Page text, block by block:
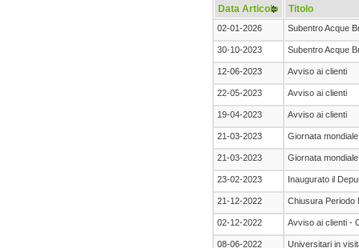
Data Articolo Titolo
02-01-2026 Subentro Acque
30-10-2023 Subentro Acque
12-06-2023 Avviso ai clienti
22-05-2023 Avviso ai clienti
19-04-2023 Avviso ai clienti
21-03-2023 Giornata
21-03-2023 Giornata
23-02-2023 Inaugurato il
21-12-2022 Chiusura Periodo
02-12-2022 Avviso ai clienti -
08-06-2022 Universitari in